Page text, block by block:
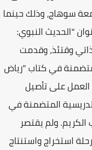
سوهاج، وذلك حينما
"الحديث النبوي:
وقتئذ، وقدمت
في كتاب "رياض
على تأصيل
المتضمنة في
الكريم. ولم يقتصر
استخراج واستنتاج